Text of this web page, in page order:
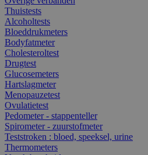
Thuistests
Alcoholtests
Bloeddrukmeters
Bodyfatmeter
Cholesteroltest
Drugtest
Glucosemeters
Hartslagmeter
Menopauzetest
Ovulatietest
Pedometer - stappenteller
Spirometer - zuurstofmeter
Teststroken : bloed, speeksel, urine
Thermometers